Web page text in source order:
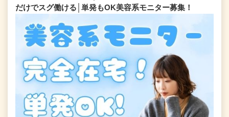
だけでスグ働ける│単発もOK美容系モニター募集！